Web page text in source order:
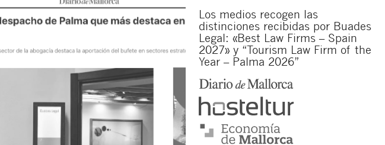
Los medios recogen las
distinciones recibidas por Buades
Legal: «Best Law Firms – Spain
2027» y “Tourism Law Firm of the
Year – Palma 2026”
básica sobre privacidad: El responsable del tratamiento
a acceder, rectificar y suprimir los datos, así como